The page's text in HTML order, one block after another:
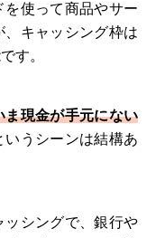
を使って商品やサー
、キャッシング枠は
す。
ま現金が手元にない
いうシーンは結構あ
ッシングで、銀行や